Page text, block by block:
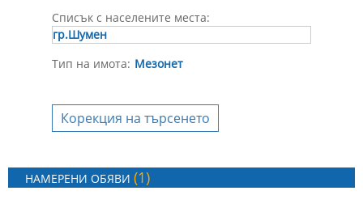
Списък с населените места:
гр.Шумен
Тип на имота: Мезонет
Корекция на търсенето
НАМЕРЕНИ ОБЯВИ(1)